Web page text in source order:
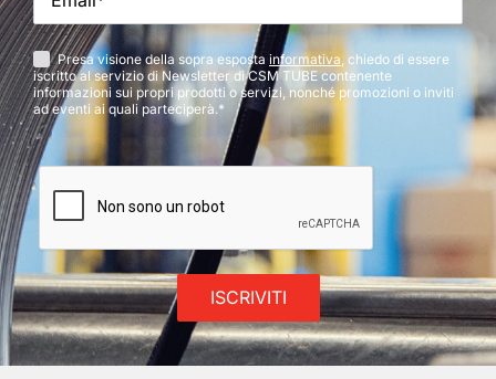
Presa visione della sopra espostainformativa, chiedo di essere
iscritto al servizio di Newsletter di CSM TUBE contenente
informazioni sui propri prodotti o servizi, nonché promozioni o inviti
ad eventi ai quali parteciperà.*